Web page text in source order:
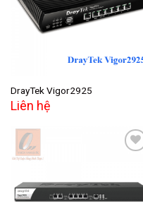
wishlist
DrayTek Vigor2925
Liên hệ
Add to